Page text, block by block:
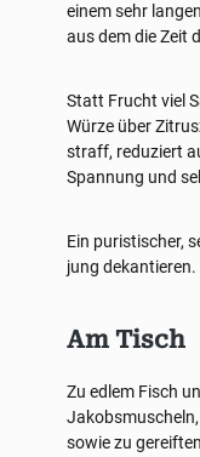
einem sehr
aus dem die Zeit
Statt Frucht viel
Würze über
straff, reduziert
Spannung und
Ein puristischer,
jung dekantieren.
Am Tisch
Zu edlem Fisch
sowie zu